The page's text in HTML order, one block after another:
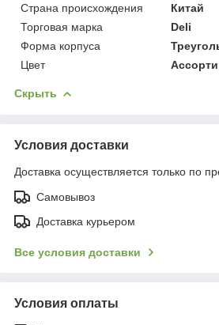
Страна происхождения
Китай
Торговая марка
Deli
Форма корпуса
Цвет
Ассорти
Скрыть
Условия доставки
Доставка осуществляется только по
Самовывоз
Доставка курьером
Все условия доставки
Условия оплаты